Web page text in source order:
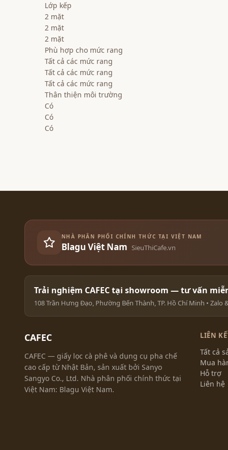
Lớp kếp
2 mặt
2 mặt
2 mặt
Phù hợp cho mức rang
Tất cả các mức rang
Tất cả các mức rang
Tất cả các mức rang
Thân thiện môi trường
Có
Có
Có
NHÀ PHÂN PHỐI CHÍNH THỨC TẠI VIỆT NAM
Blagu Việt Nam SieuThiCafe.vn
Trải nghiệm CAFEC tại showroom — tư vấn
108 Trần Hưng Đạo, Phường Bến Thành, TP. Hồ Chí Minh •
CAFEC
CAFEC — giấy lọc cà phê và dụng cụ pha chế
cao cấp từ Nhật Bản, sản xuất bởi Sanyo
Sangyo Co., Ltd. Nhà phân phối chính thức tại
Việt Nam: Blagu Việt Nam.
LIÊN
Tất cả
Mua
Hỗ trợ
Liên hệ